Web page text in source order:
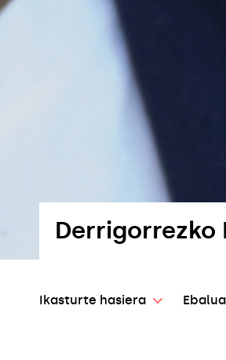
Derrigorrezko
Ikasturte hasiera